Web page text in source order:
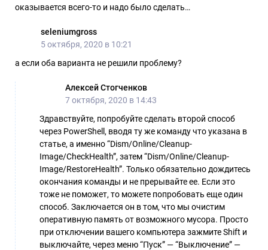
оказывается всего-то и надо было сделать…
seleniumgross
5 октября, 2020 в 10:21
а если оба варианта не решили проблему?
Алексей Стогченков
7 октября, 2020 в 14:43
Здравствуйте, попробуйте сделать второй способ
через PowerShell, вводя ту же команду что указана в
статье, а именно “Dism/Online/Cleanup-
Image/CheckHealth”, затем “Dism/Online/Cleanup-
Image/RestoreHealth”. Только обязательно дождитесь
окончания команды и не прерывайте ее. Если это
тоже не поможет, то можете попробовать еще один
способ. Заключается он в том, что мы очистим
оперативную память от возможного мусора. Просто
при отключении вашего компьютера зажмите Shift и
выключайте, через меню “Пуск” — “Выключение” —